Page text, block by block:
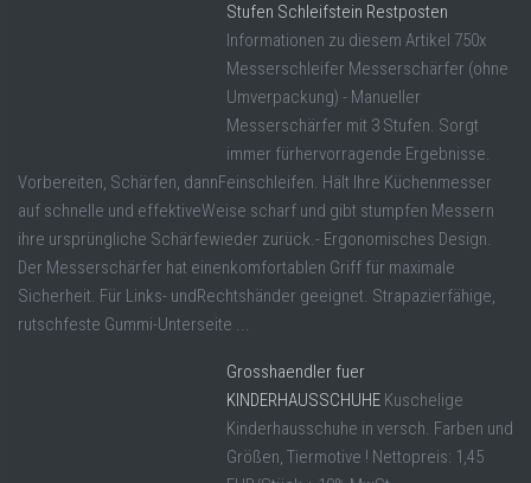
Stufen Schleifstein Restposten
Informationen zu diesem Artikel 750x
Messerschleifer Messerschärfer (ohne
Umverpackung) - Manueller
Messerschärfer mit 3 Stufen. Sorgt
immer fürhervorragende Ergebnisse.
Vorbereiten, Schärfen, dannFeinschleifen. Hält Ihre Küchenmesser
auf schnelle und effektiveWeise scharf und gibt stumpfen Messern
ihre ursprüngliche Schärfewieder zurück.- Ergonomisches Design.
Der Messerschärfer hat einenkomfortablen Griff für maximale
Sicherheit. Für Links- undRechtshänder geeignet. Strapazierfähige,
rutschfeste Gummi-Unterseite ...
Grosshaendler fuer
KINDERHAUSSCHUHE Kuschelige
Kinderhausschuhe in versch. Farben und
Größen, Tiermotive ! Nettopreis: 1,45